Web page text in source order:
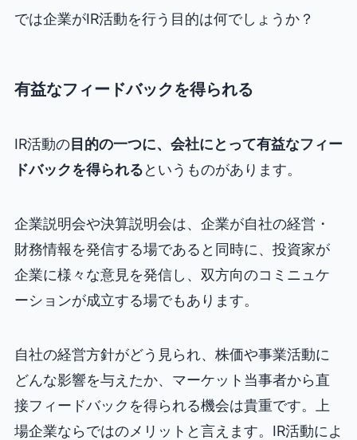
では企業がIR活動を行う目的は何でしょうか？
有益なフィードバックを得られる
IR活動の目的の一つに、会社にとって有益なフィー
ドバックを得られるというものがあります。
企業説明会や決算説明会は、企業が自社の経営・
財務情報を発信する場であると同時に、投資家が
企業に様々な意見を発信し、双方向のコミニュケ
ーションが成立する場でもあります。
自社の経営方針がどう見られ、株価や事業活動に
どんな影響を与えたか、マーケット当事者から直
接フィードバックを得られる機会は貴重です。上
場企業ならではのメリットと言えます。IR活動によ